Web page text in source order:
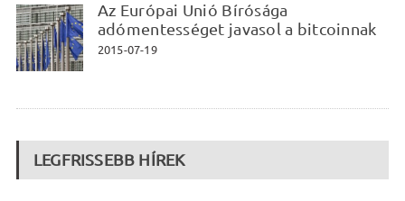
Az Európai Unió Bírósága
adómentességet javasol a bitcoinnak
2015-07-19
LEGFRISSEBB HÍREK